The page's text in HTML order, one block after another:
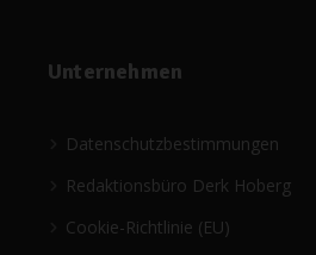
Unternehmen
Datenschutzbestimmungen
Redaktionsbüro Derk Hoberg
Cookie-Richtlinie (EU)